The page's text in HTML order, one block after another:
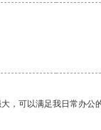
可以满足我日常办公